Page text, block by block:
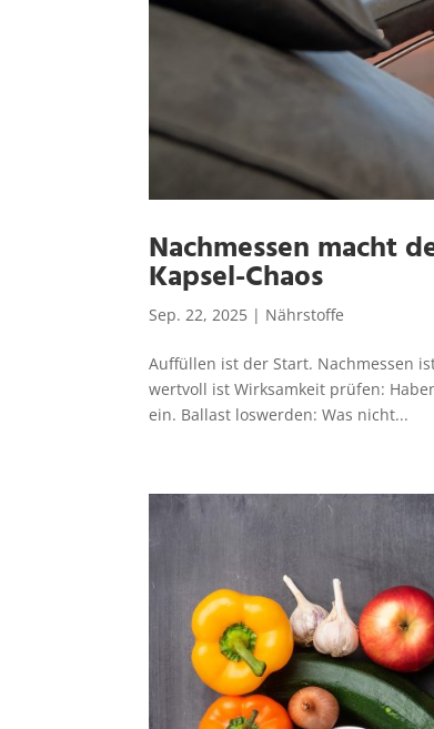
Nachmessen macht
Kapsel-Chaos
Sep. 22, 2025 | Nährstoffe
Auffüllen ist der Start. Nachmessen
wertvoll ist Wirksamkeit prüfen:
ein. Ballast loswerden: Was nicht...